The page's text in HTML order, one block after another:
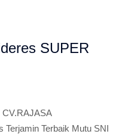
SUPER
Terbaik Mutu SNI